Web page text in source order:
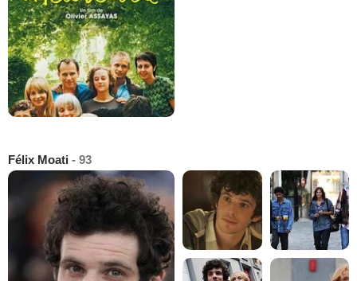
Félix Moati - 93